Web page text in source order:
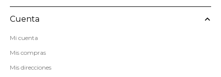
Cuenta
Mi cuenta
Mis compras
Mis direcciones